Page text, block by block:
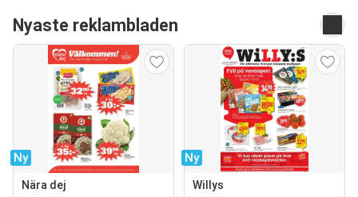
Nyaste reklambladen
Ny
Nära dej
Ny
Willys